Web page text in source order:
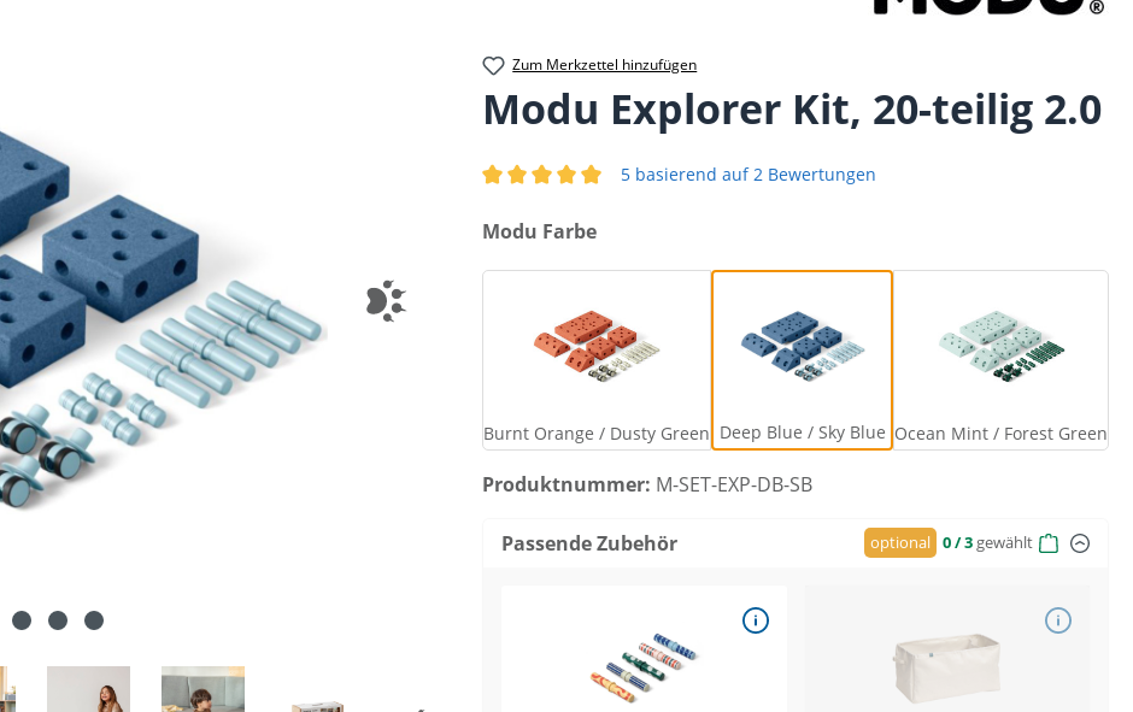
Zum Merkzettel hinzufügen
Modu Explorer Kit, 20-teilig 2.0
5 basierend auf 2 Bewertungen
auswählen
Modu Farbe
Burnt Orange / Dusty Green
Burnt Orange / Dusty Green
Deep Blue / Sky Blue
Deep Blue / Sky Blue
Ocean Mint / Forest Green
Ocean Mint /
Produktnummer: M-SET-EXP-DB-SB
Passende Zubehör optional 0/ 3 gewählt